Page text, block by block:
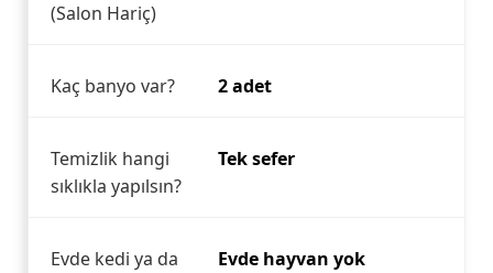
(Salon Hariç)
Kaç banyo var? 2 adet
Temizlik hangi
sıklıkla yapılsın?
Tek sefer
Evde kedi ya da
Evde hayvan yok